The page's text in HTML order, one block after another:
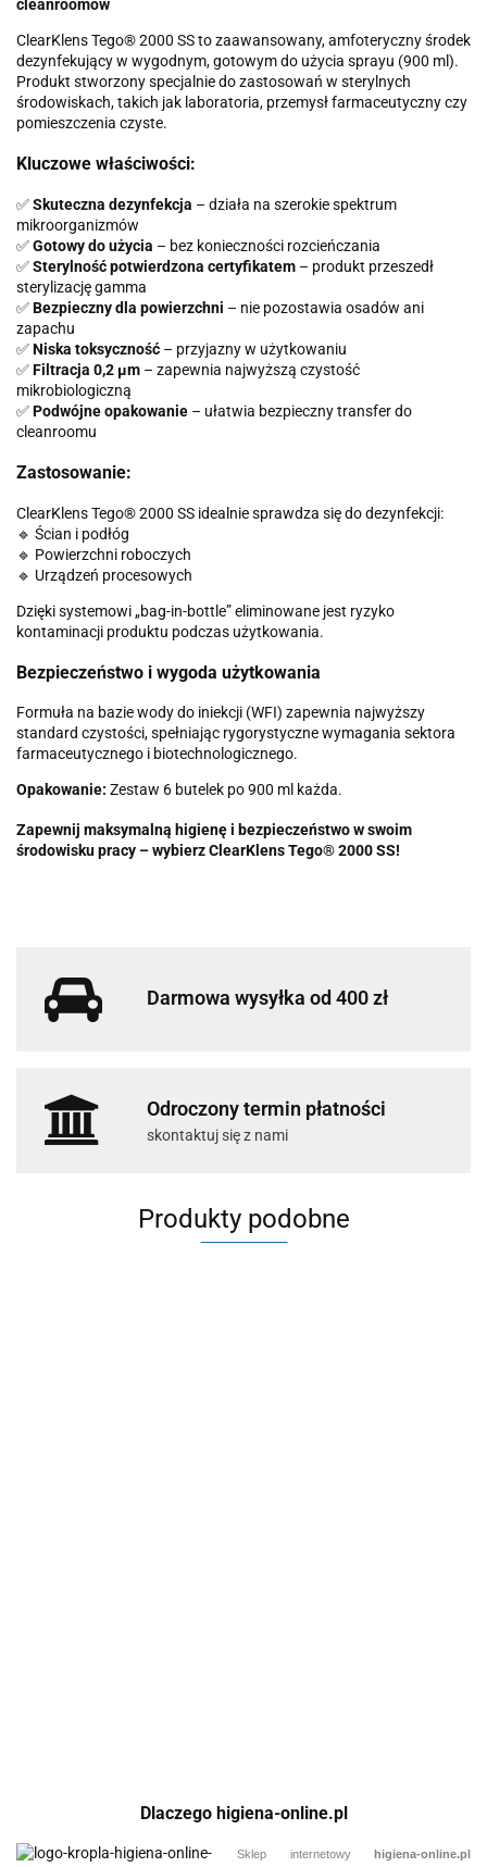
cleanroomów
ClearKlens Tego® 2000 SS to zaawansowany, amfoteryczny środek
dezynfekujący w wygodnym, gotowym do użycia sprayu (900 ml).
Produkt stworzony specjalnie do zastosowań w sterylnych
środowiskach, takich jak laboratoria, przemysł farmaceutyczny czy
pomieszczenia czyste.
Kluczowe właściwości:
✅Skuteczna dezynfekcja – działa na szerokie spektrum
mikroorganizmów
✅Gotowy do użycia – bez konieczności rozcieńczania
✅Sterylność potwierdzona certyfikatem – produkt przeszedł
sterylizację gamma
✅Bezpieczny dla powierzchni – nie pozostawia osadów ani
zapachu
✅Niska toksyczność – przyjazny w użytkowaniu
✅Filtracja 0,2 μm – zapewnia najwyższą czystość
mikrobiologiczną
✅Podwójne opakowanie – ułatwia bezpieczny transfer do
cleanroomu
Zastosowanie:
ClearKlens Tego® 2000 SS idealnie sprawdza się do dezynfekcji:
🔹 Ścian i podłóg
🔹 Powierzchni roboczych
🔹 Urządzeń procesowych
Dzięki systemowi „bag-in-bottle” eliminowane jest ryzyko
kontaminacji produktu podczas użytkowania.
Bezpieczeństwo i wygoda użytkowania
Formuła na bazie wody do iniekcji (WFI) zapewnia najwyższy
standard czystości, spełniając rygorystyczne wymagania sektora
farmaceutycznego i biotechnologicznego.
Opakowanie: Zestaw 6 butelek po 900 ml każda.
Zapewnij maksymalną higienę i bezpieczeństwo w swoim
środowisku pracy – wybierz ClearKlens Tego® 2000 SS!
Darmowa wysyłka od 400 zł
Odroczony termin płatności
skontaktuj się z nami
Produkty podobne
Dlaczego higiena-online.pl
Sklep internetowy
higiena-online.pl